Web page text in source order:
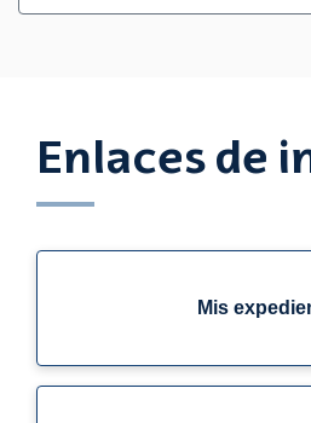
Enlaces de
Mis